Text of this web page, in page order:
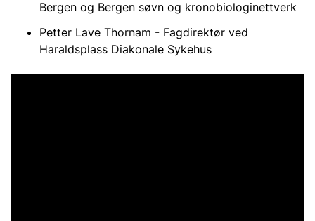
Bergen og Bergen søvn og kronobiologinettverk
Petter Lave Thornam - Fagdirektør ved
Haraldsplass Diakonale Sykehus